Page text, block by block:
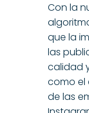
Con la
que la
las
calidad
como el
de las